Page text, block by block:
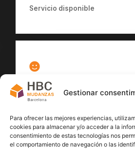
Gestionar
Para ofrecer las mejores experiencias,
cookies para almacenar y/o acceder a la
consentimiento de estas tecnologías nos
el comportamiento de navegación o las
Servicio disponible
100